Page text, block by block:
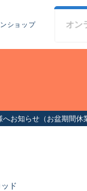
ショップ オン
へお知らせ（お盆期間休
ド